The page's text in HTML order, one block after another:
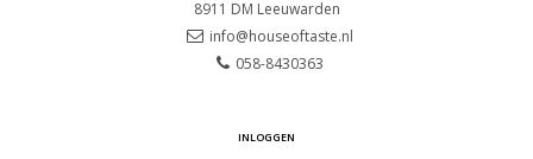
8911 DM Leeuwarden
info@houseoftaste.nl
058-8430363
INLOGGEN